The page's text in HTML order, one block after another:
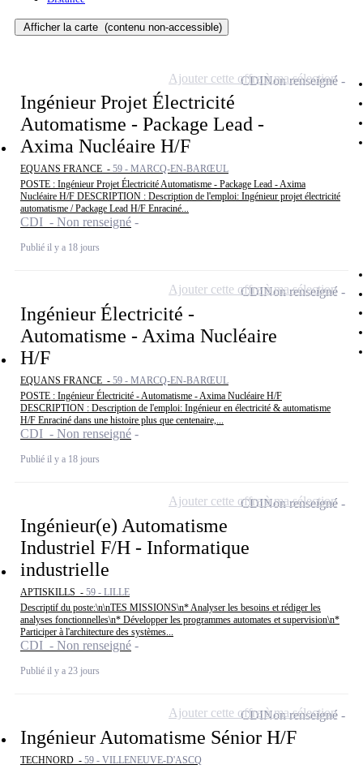
Afficher la carte (contenu non-accessible)
Ingénieur Projet Électricité
Automatisme - Package Lead -
Axima Nucléaire H/F
EQUANS FRANCE - 59 - MARCQ-EN-BARŒUL
POSTE : Ingénieur Projet Électricité Automatisme - Package Lead - Axima
Nucléaire H/F DESCRIPTION : Description de l'emploi: Ingénieur projet électricité
automatisme / Package Lead H/F Enraciné...
CDI - Non renseigné
Publié il y a 18 jours
CDINon renseigné
Ajouter cette offre à ma sélection
Ingénieur Électricité -
Automatisme - Axima Nucléaire
H/F
EQUANS FRANCE - 59 - MARCQ-EN-BARŒUL
POSTE : Ingénieur Électricité - Automatisme - Axima Nucléaire H/F
DESCRIPTION : Description de l'emploi: Ingénieur en électricité & automatisme
H/F Enraciné dans une histoire plus que centenaire,...
CDI - Non renseigné
Publié il y a 18 jours
CDINon renseigné
Ajouter cette offre à ma sélection
Ingénieur(e) Automatisme
Industriel F/H - Informatique
industrielle
APTISKILLS - 59 - LILLE
Descriptif du poste:\n\nTES MISSIONS\n* Analyser les besoins et rédiger les
analyses fonctionnelles\n* Développer les programmes automates et supervision\n*
Participer à l'architecture des systèmes...
CDI - Non renseigné
Publié il y a 23 jours
CDINon renseigné
Ajouter cette offre à ma sélection
Ingénieur Automatisme Sénior H/F
TECHNORD - 59 - VILLENEUVE-D'ASCQ
CDINon renseigné
Ajouter cette offre à ma sélection